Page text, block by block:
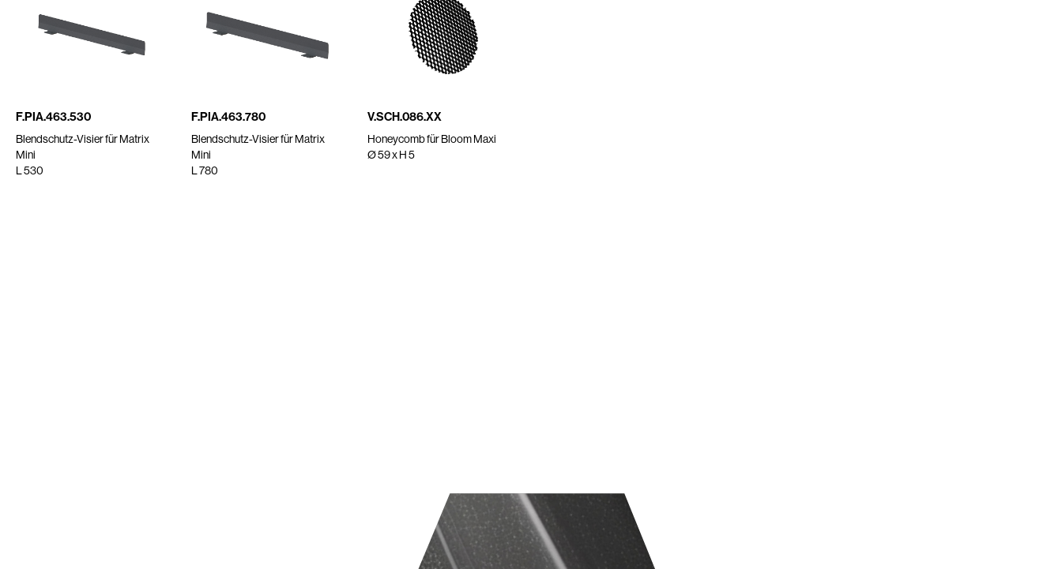
F.PIA.463.530
Blendschutz-Visier für Matrix
Mini
L 530
F.PIA.463.780
Blendschutz-Visier für Matrix
Mini
L 780
V.SCH.086.XX
Honeycomb für Bloom Maxi
Ø 59 x H 5